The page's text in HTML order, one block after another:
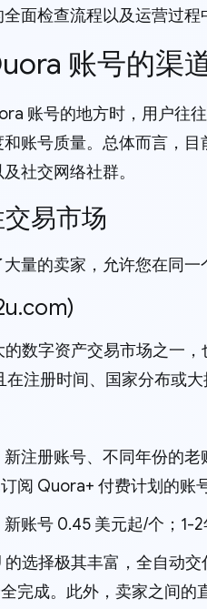
面检查流程以及运营过
账号的渠
账号的地方时，用户往
账号质量。总体而言，
社交网络社群。
交易市场
量的卖家，允许您在同
的数字资产交易市场之一
在注册时间、国家分布或
新注册账号、不同年份的
阅 Quora+ 付费计划的账号
新账号 0.45 美元起/个；1-2
的选择极其丰富，全自动
完成。此外，卖家之间